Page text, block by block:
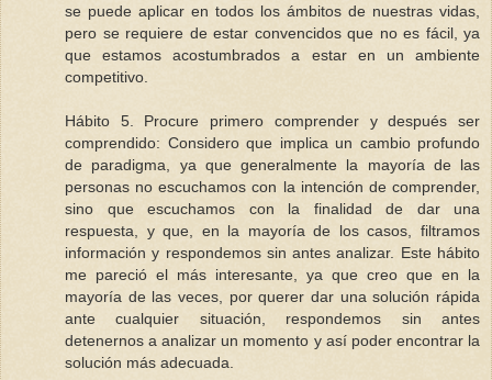
se puede aplicar en todos los ámbitos de nuestras vidas,
pero se requiere de estar convencidos que no es fácil, ya
que estamos acostumbrados a estar en un ambiente
competitivo.
Hábito 5. Procure primero comprender y después ser
comprendido: Considero que implica un cambio profundo
de paradigma, ya que generalmente la mayoría de las
personas no escuchamos con la intención de comprender,
sino que escuchamos con la finalidad de dar una
respuesta, y que, en la mayoría de los casos, filtramos
información y respondemos sin antes analizar. Este hábito
me pareció el más interesante, ya que creo que en la
mayoría de las veces, por querer dar una solución rápida
ante cualquier situación, respondemos sin antes
detenernos a analizar un momento y así poder encontrar la
solución más adecuada.